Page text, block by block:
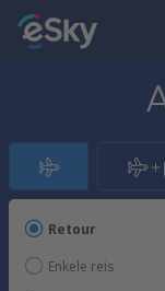
Retour
Enkele reis